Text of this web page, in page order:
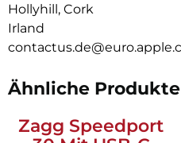
Wie jedes von Apple
des Design‑ und
Teststunden. Deshalb sieht es
und bei Stürzen zu schützen.
Hollyhill, Cork
Irland
Ähnliche Produkte
Zagg Speedport